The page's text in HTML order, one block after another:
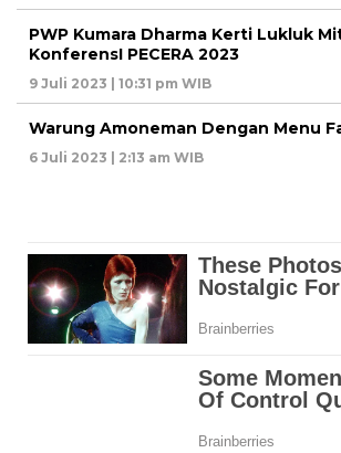
PWP Kumara Dharma Kerti Lukluk
KonferensI PECERA 2023
9 Juli 2023 | 10:31 pm WIB
Warung Amoneman Dengan Menu
6 Juli 2023 | 2:13 am WIB